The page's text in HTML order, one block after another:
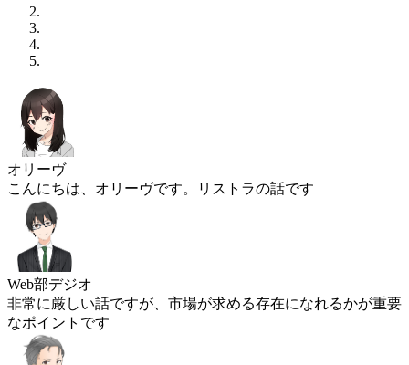
オリーヴ
こんにちは、オリーヴです。リストラの話です
Web部デジオ
非常に厳しい話ですが、市場が求める存在になれるかが重要
なポイントです